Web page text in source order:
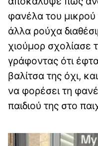
φανέλα του μικρού
άλλα ρούχα
χιούμορ σχολίασε
γράφοντας ότι
βαλίτσα της όχι,
να φορέσει τη
παιδιού της στο